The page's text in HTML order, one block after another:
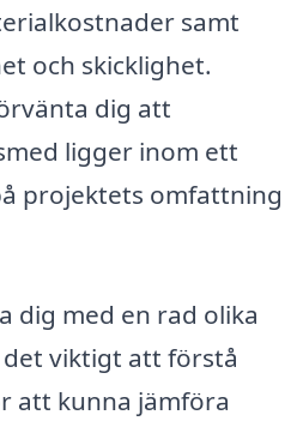
samt
och skicklighet.
dig att
ligger inom ett
projektets omfattning
dig med en rad olika
viktigt att förstå
att kunna jämföra